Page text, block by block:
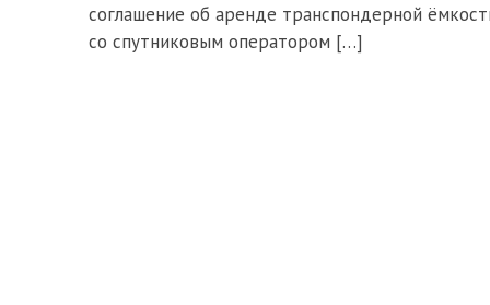
соглашение об аренде транспондерной
со спутниковым оператором […]